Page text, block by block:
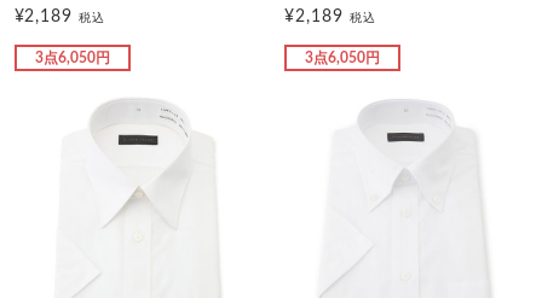
¥2,189税込
3点6,050円
¥2,189 税込
3点6,050円